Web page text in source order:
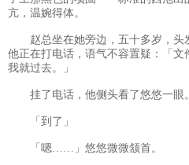
亢，温婉得体。
赵总坐在她旁边，五十多岁，头
他正在打电话，语气不容置疑：「
我就过去。」
挂了电话，他侧头看了悠悠一眼。
「到了」
「嗯……」悠悠微微颔首。